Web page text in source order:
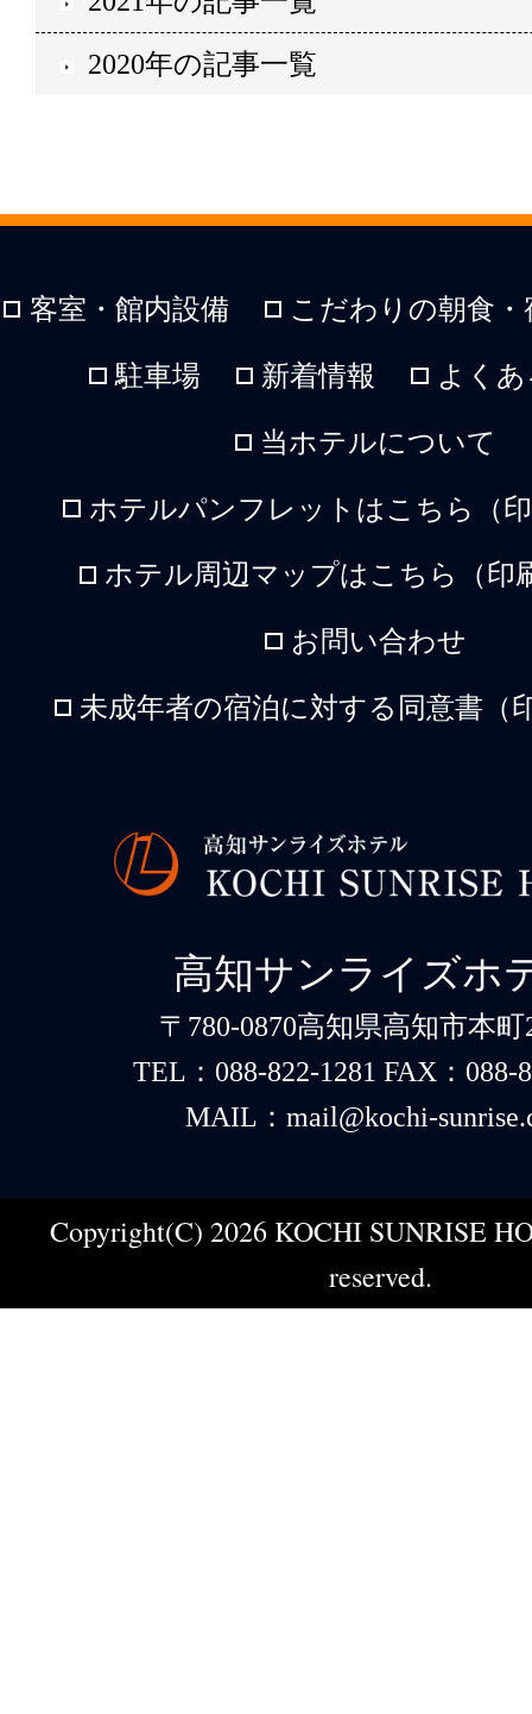
2020年の記事一覧
客室・館内設備 こだわりの朝食
駐車場 新着情報 よく
当ホテルについて
ホテルパンフレットはこちら（
ホテル周辺マップはこちら（印
お問い合わせ
未成年者の宿泊に対する同意書（
高知サンライズホ
〒780-0870高知県高知市本町
TEL：088-822-1281 FAX：088-
MAIL：mail@kochi-
Copyright(C) 2026 KOCHI SUNRISE
reserved.